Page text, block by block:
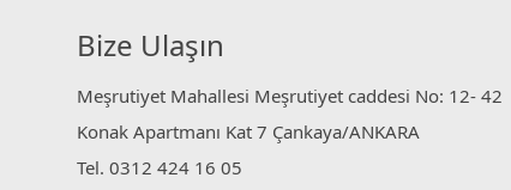
Bize Ulaşın
Meşrutiyet Mahallesi Meşrutiyet caddesi No: 12- 42
Konak Apartmanı Kat 7 Çankaya/ANKARA
Tel. 0312 424 16 05